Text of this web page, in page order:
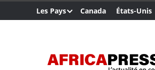
Les Pays Canada États-Unis